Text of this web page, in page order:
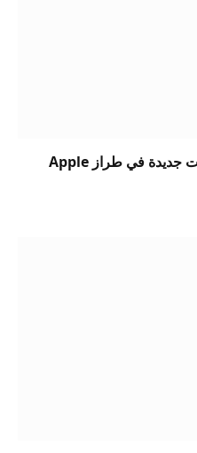
iPhone Ultra قادم: ست ميزات جديدة في طراز Apple